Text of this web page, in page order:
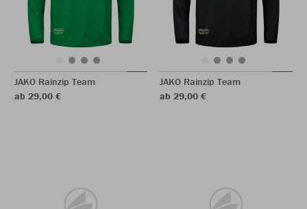
JAKO Rainzip Team
ab 29,00 €
JAKO Rainzip Team
ab 29,00 €